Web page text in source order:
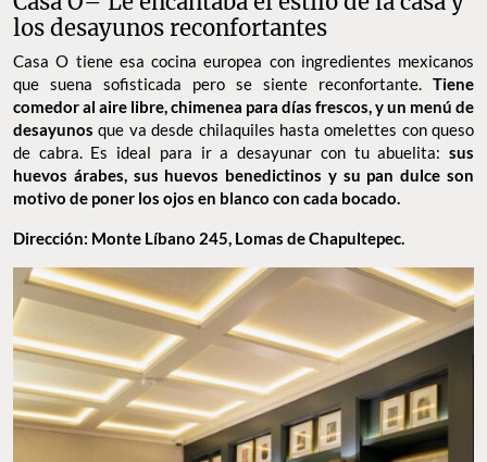
los desayunos reconfortantes
Casa O tiene esa cocina europea con ingredientes mexicanos
que suena sofisticada pero se siente reconfortante. Tiene
comedor al aire libre, chimenea para días frescos, y un menú de
desayunos que va desde chilaquiles hasta omelettes con queso
de cabra. Es ideal para ir a desayunar con tu abuelita: sus
huevos árabes, sus huevos benedictinos y su pan dulce son
motivo de poner los ojos en blanco con cada bocado.
Dirección: Monte Líbano 245, Lomas de Chapultepec.